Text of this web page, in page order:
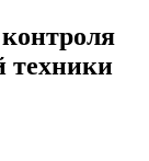
техники